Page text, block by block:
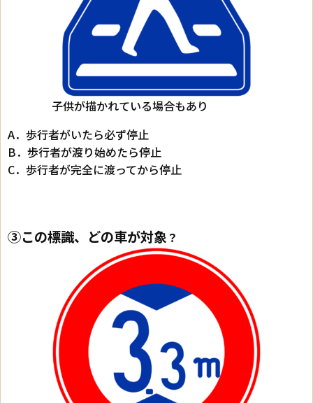
子供が描かれている場合もあり
A．歩行者がいたら必ず停止
B．歩行者が渡り始めたら停止
C．歩行者が完全に渡ってから停止
③この標識、どの車が対象 ？